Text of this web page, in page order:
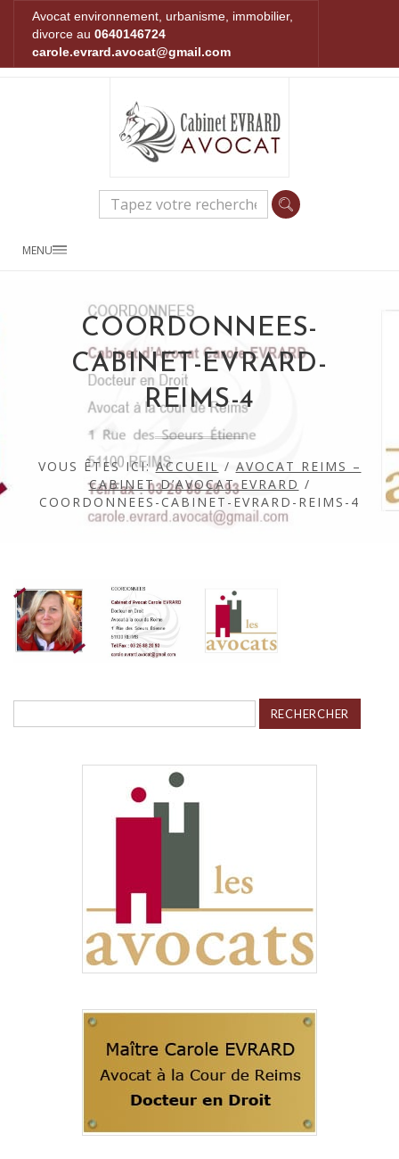
Avocat environnement, urbanisme, immobilier,
divorce au 0640146724
carole.evrard.avocat@gmail.com
MENU
COORDONNEES-
CABINET-EVRARD-
REIMS-4
VOUS ÊTES ICI:ACCUEIL / AVOCAT REIMS –
CABINET D’AVOCAT EVRARD /
COORDONNEES-CABINET-EVRARD-REIMS-4
Rechercher :